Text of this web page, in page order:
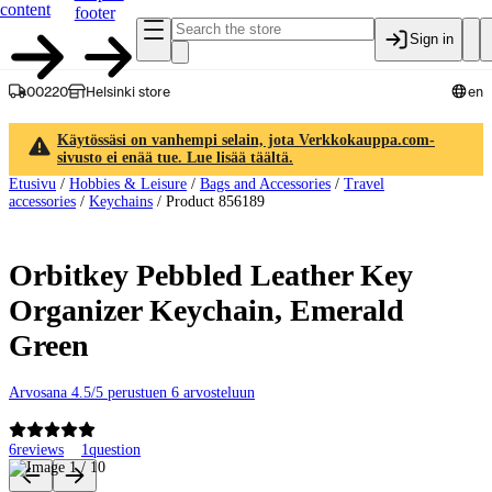
content
footer
Sign in
00220 Helsinki store en
Käytössäsi on vanhempi selain, jota Verkkokauppa.com-
sivusto ei enää tue. Lue lisää täältä.
Etusivu / Hobbies & Leisure / Bags and Accessories / Travel
accessories / Keychains / Product 856189
Orbitkey Pebbled Leather Key
Organizer Keychain, Emerald
Green
Arvosana 4.5/5 perustuen 6 arvosteluun
6reviews 1question